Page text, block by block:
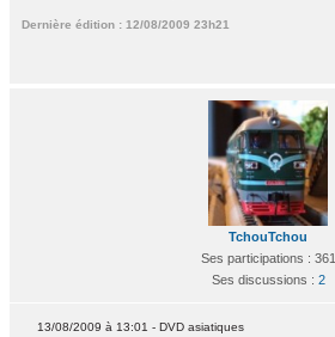
Dernière édition : 12/08/2009 23h21
TchouTchou
Ses participations : 361
Ses discussions : 2
13/08/2009 à 13:01 - DVD asiatiques